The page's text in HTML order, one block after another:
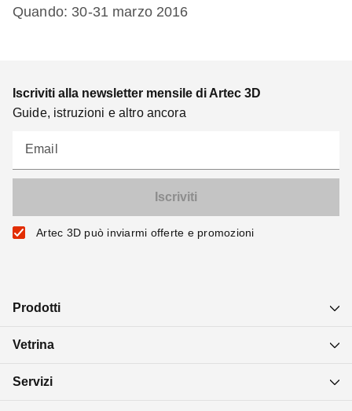
Quando: 30-31 marzo 2016
Iscriviti alla newsletter mensile di Artec 3D
Guide, istruzioni e altro ancora
Email
Artec 3D può inviarmi offerte e promozioni
Prodotti
Vetrina
Servizi